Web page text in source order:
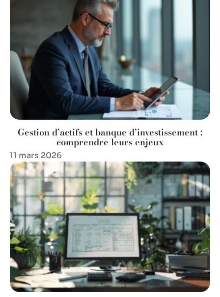
Gestion d’actifs et banque d’investissement :
comprendre leurs enjeux
11 mars 2026